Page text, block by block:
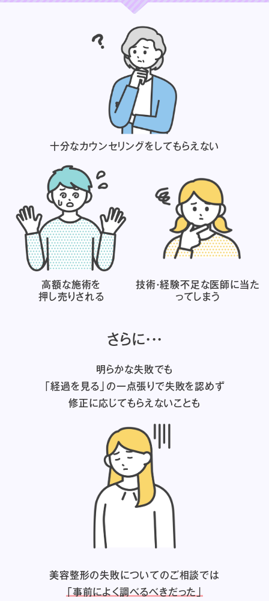
十分なカウンセリングをしてもらえない
高額な施術を
押し売りされる
技術・経験不足な医師に当た
ってしまう
さらに・・・
明らかな失敗でも
「経過を見る」の一点張りで失敗を認めず
修正に応じてもらえないことも
美容整形の失敗についてのご相談では
「事前によく調べるべきだった」